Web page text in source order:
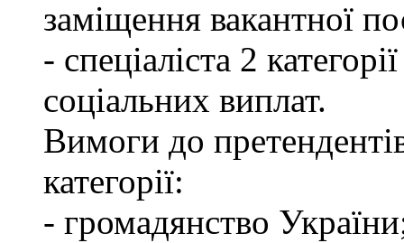
заміщення вакантної
- спеціаліста 2
соціальних виплат.
Вимоги до
категорії:
- громадянство